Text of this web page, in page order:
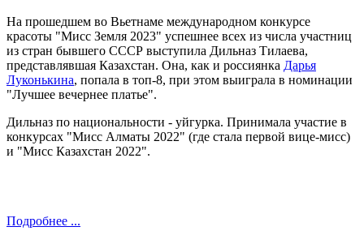
На прошедшем во Вьетнаме международном конкурсе
красоты "Мисс Земля 2023" успешнее всех из числа участниц
из стран бывшего СССР выступила Дильназ Тилаева,
представлявшая Казахстан. Она, как и россиянка Дарья
Луконькина, попала в топ-8, при этом выиграла в номинации
"Лучшее вечернее платье".
Дильназ по национальности - уйгурка. Принимала участие в
конкурсах "Мисс Алматы 2022" (где стала первой вице-мисс)
и "Мисс Казахстан 2022".
Подробнее ...